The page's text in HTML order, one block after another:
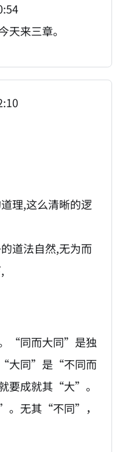
天来三章。
理,这么清晰的逻
道法自然,无为而
。“同而大同”是独
“大同”是“不同而
要成就其“大”。
无其“不同”，